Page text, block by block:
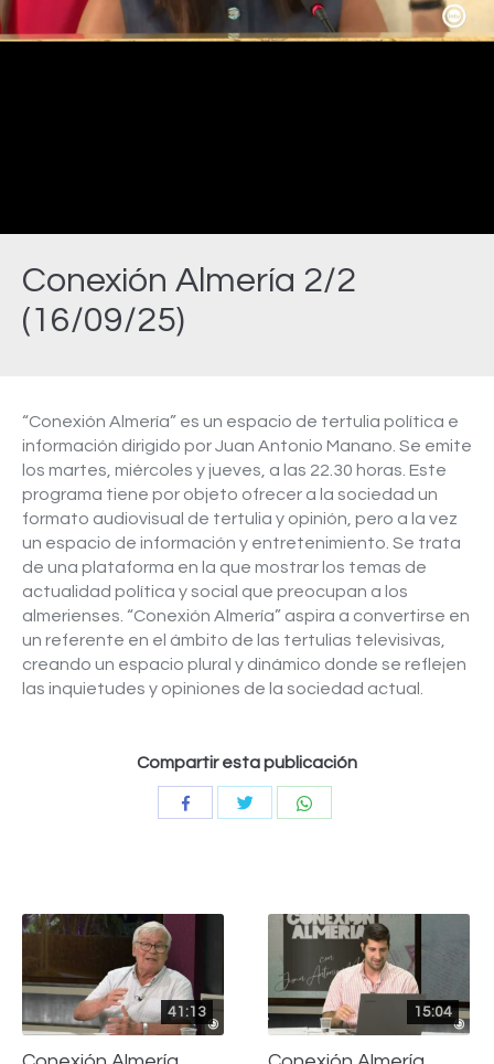
Conexión Almería 2/2
(16/09/25)
Video
“Conexión Almería” es un espacio de tertulia política e
información dirigido por Juan Antonio Manano. Se emite
los martes, miércoles y jueves, a las 22.30 horas. Este
programa tiene por objeto ofrecer a la sociedad un
formato audiovisual de tertulia y opinión, pero a la vez
un espacio de información y entretenimiento. Se trata
de una plataforma en la que mostrar los temas de
actualidad política y social que preocupan a los
almerienses. “Conexión Almería” aspira a convertirse en
un referente en el ámbito de las tertulias televisivas,
creando un espacio plural y dinámico donde se reflejen
las inquietudes y opiniones de la sociedad actual.
Compartir esta publicación
CompartirCompartir
41:13 15:04